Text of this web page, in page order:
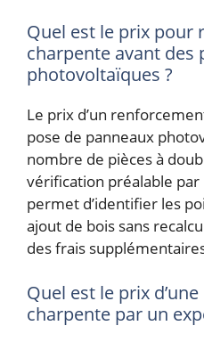
Quel est le prix pour
charpente avant des
photovoltaïques ?
Le prix d’un
pose de panneaux
nombre de pièces à
vérification préalable
permet d’identifier les
ajout de bois sans
des frais
Quel est le prix
charpente par un